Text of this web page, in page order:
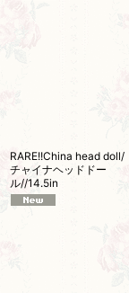
RARE!!China head doll/
チャイナヘッドドー
ル//14.5in